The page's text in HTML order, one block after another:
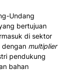
Undang
bertujuan
di sektor
dengan multiplier
pendukung
bahan